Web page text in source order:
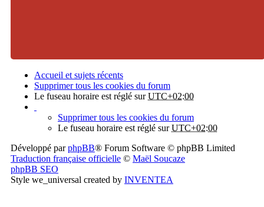
Accueil et sujets récents
Supprimer tous les cookies du forum
Le fuseau horaire est réglé surUTC+02:00
Supprimer tous les cookies du forum
Le fuseau horaire est réglé surUTC+02:00
Développé parphpBB® Forum Software © phpBB Limited
Traduction française officielle © Maël Soucaze
phpBB SEO
Style we_universal created by INVENTEA